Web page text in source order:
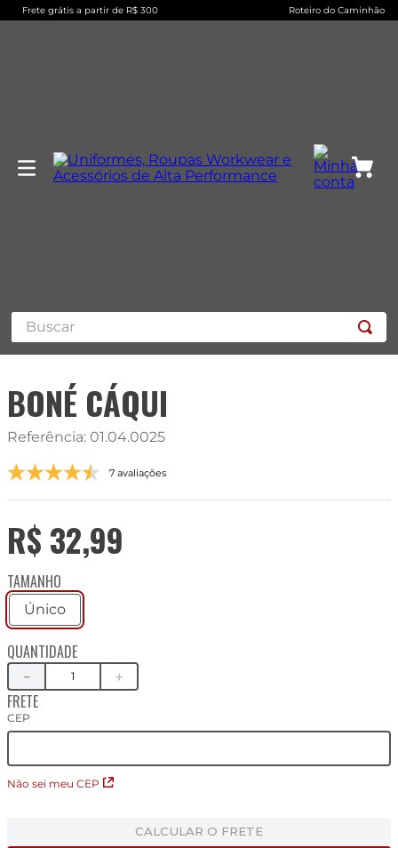
Frete grátis a partir de R$ 300 Roteiro do Caminhão
Buscar
BONÉ CÁQUI
Referência: 01.04.0025
7 avaliações
R$ 32,99
TAMANHO
Único
QUANTIDADE
＋
－
FRETE
CEP
Não sei meu CEP
CALCULAR O FRETE